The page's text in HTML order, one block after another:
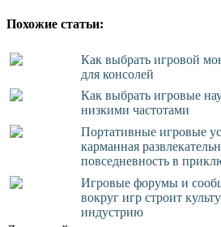
Похожие статьи:
Как выбрать игровой
для консолей
Как выбрать игровые
низкими частотами
Портативные игровые
карманная
повседневность в
Игровые форумы и
вокруг игр строит
индустрию